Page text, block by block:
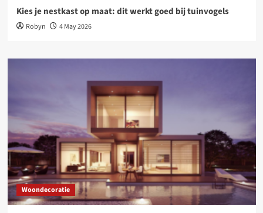
Kies je nestkast op maat: dit werkt goed bij tuinvogels
Robyn 4 May 2026
Woondecoratie